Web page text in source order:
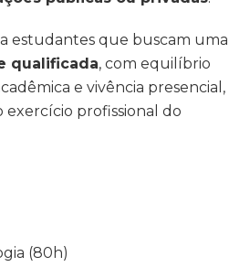
estudantes que buscam uma
qualificada, com equilíbrio
e vivência presencial,
exercício profissional do
(80h)